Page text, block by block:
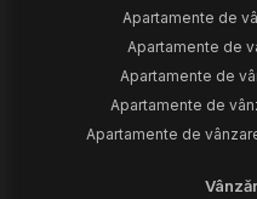
Apartamente de
Apartamente de
Apartamente de
Apartamente de
Apartamente de